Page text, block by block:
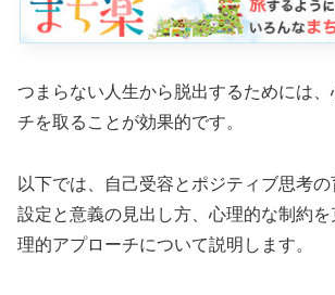
つまらない人生から脱出するためには
チを取ることが効果的です。
以下では、自己受容とポジティブ思考
設定と意義の見出し方、心理的な制約
理的アプローチについて説明します。